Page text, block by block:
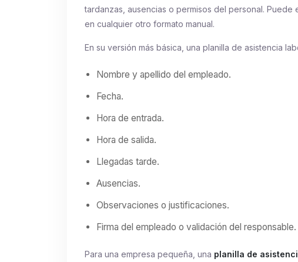
tardanzas, ausencias o permisos del personal.
en cualquier otro formato manual.
En su versión más básica, una planilla de asistencia
Nombre y apellido del empleado.
Fecha.
Hora de entrada.
Hora de salida.
Llegadas tarde.
Ausencias.
Observaciones o justificaciones.
Firma del empleado o validación del responsable.
Para una empresa pequeña, una planilla de